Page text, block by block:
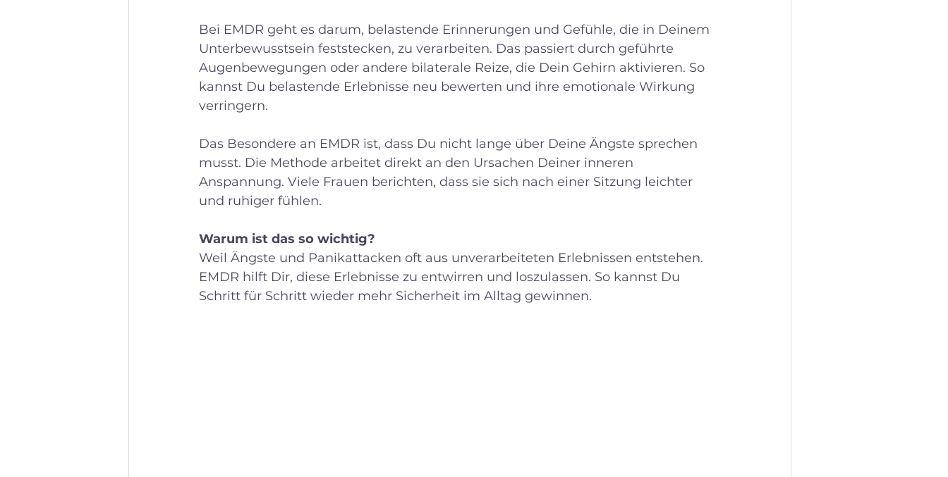
Bei EMDR geht es darum, belastende Erinnerungen und Gefühle, die in Deinem
Unterbewusstsein feststecken, zu verarbeiten. Das passiert durch geführte
Augenbewegungen oder andere bilaterale Reize, die Dein Gehirn aktivieren. So
kannst Du belastende Erlebnisse neu bewerten und ihre emotionale Wirkung
verringern.
Das Besondere an EMDR ist, dass Du nicht lange über Deine Ängste sprechen
musst. Die Methode arbeitet direkt an den Ursachen Deiner inneren
Anspannung. Viele Frauen berichten, dass sie sich nach einer Sitzung leichter
und ruhiger fühlen.
Warum ist das so wichtig?
Weil Ängste und Panikattacken oft aus unverarbeiteten Erlebnissen entstehen.
EMDR hilft Dir, diese Erlebnisse zu entwirren und loszulassen. So kannst Du
Schritt für Schritt wieder mehr Sicherheit im Alltag gewinnen.